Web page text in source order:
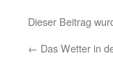
Dieser Beitrag
← Das Wetter in